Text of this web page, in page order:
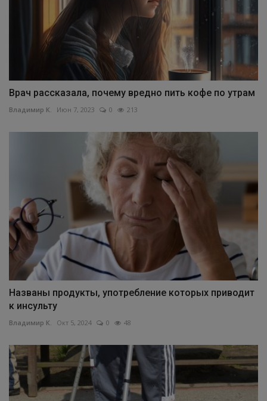
Врач рассказала, почему вредно пить кофе по утрам
Владимир К. Июн 7, 2023 0 213
Названы продукты, употребление которых приводит
к инсульту
Владимир К. Окт 5, 2024 0 48